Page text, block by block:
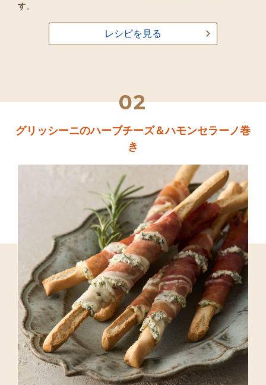
す。
レシピを見る
02
グリッシーニのハーブチーズ＆ハモンセラーノ巻
き